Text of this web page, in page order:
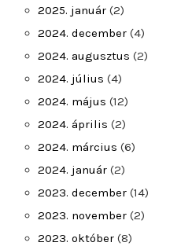
2025. január (2)
2024. december (4)
2024. augusztus (2)
2024. július (4)
2024. május (12)
2024. április (2)
2024. március (6)
2024. január (2)
2023. december (14)
2023. november (2)
2023. október (8)